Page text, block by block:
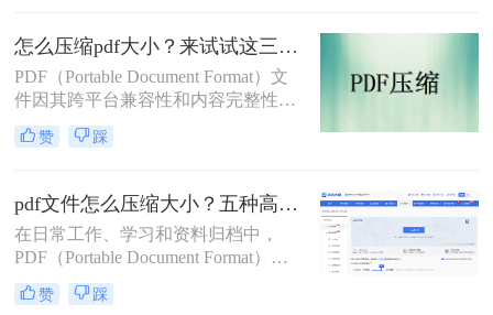
4种常用的PDF压缩方法，帮助您快速
减小文件大小。
怎么压缩pdf大小？来试试这三种压缩方式！
PDF（Portable Document Format）文
件因其跨平台兼容性和内容完整性而
广泛应用于各种场合。然而，随着
PDF文件中包含的图片、图表、字体
大，给存储和传输带来了不便。那么
怎么压缩pdf大小呢？为了解决这个问
题，本文将介绍三种压缩PDF大小的
方法。
赞 踩
pdf文件怎么压缩大小？五种高效方法全面解析与实战！
在日常工作、学习和资料归档中，
PDF（Portable Document Format）因
其跨平台、格式固定的特性而成为最
常用的文件格式之一。然而，随之而
赞 踩